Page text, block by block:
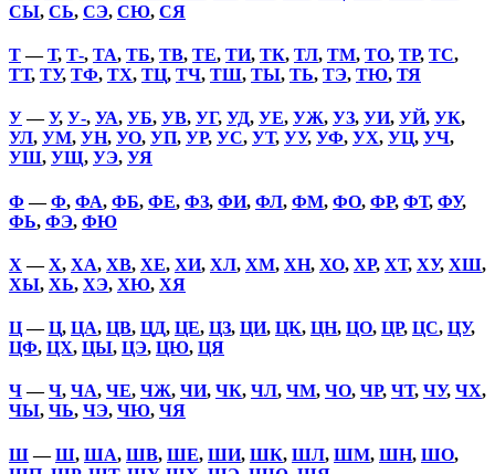
СЫ, СЬ, СЭ, СЮ, СЯ
Т—Т, Т-, ТА, ТБ, ТВ, ТЕ, ТИ, ТК, ТЛ, ТМ, ТО, ТР, ТС,
ТТ, ТУ, ТФ, ТХ, ТЦ, ТЧ, ТШ, ТЫ, ТЬ, ТЭ, ТЮ, ТЯ
У—У, У-, УА, УБ, УВ, УГ, УД, УЕ, УЖ, УЗ, УИ, УЙ, УК,
УЛ, УМ, УН, УО, УП, УР, УС, УТ, УУ, УФ, УХ, УЦ, УЧ,
УШ, УЩ, УЭ, УЯ
Ф —Ф, ФА, ФБ, ФЕ, ФЗ, ФИ, ФЛ, ФМ, ФО, ФР, ФТ, ФУ,
ФЬ, ФЭ, ФЮ
Х —Х, ХА, ХВ, ХЕ, ХИ, ХЛ, ХМ, ХН, ХО, ХР, ХТ, ХУ, ХШ,
ХЫ, ХЬ, ХЭ, ХЮ, ХЯ
Ц—Ц, ЦА, ЦВ, ЦД, ЦЕ, ЦЗ, ЦИ, ЦК, ЦН, ЦО, ЦР, ЦС, ЦУ,
ЦФ, ЦХ, ЦЫ, ЦЭ, ЦЮ, ЦЯ
Ч—Ч, ЧА, ЧЕ, ЧЖ, ЧИ, ЧК, ЧЛ, ЧМ, ЧО, ЧР, ЧТ, ЧУ, ЧХ,
ЧЫ, ЧЬ, ЧЭ, ЧЮ, ЧЯ
Ш—Ш, ША, ШВ, ШЕ, ШИ, ШК, ШЛ, ШМ, ШН, ШО,